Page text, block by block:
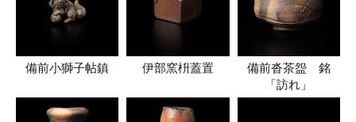
備前小獅子帖鎮 伊部窯枡蓋置
備前沓茶盌 銘
「訪れ」